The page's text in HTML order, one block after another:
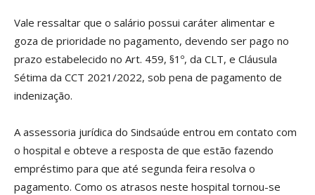
Vale ressaltar que o salário possui caráter alimentar e
goza de prioridade no pagamento, devendo ser pago no
prazo estabelecido no Art. 459, §1º, da CLT, e Cláusula
Sétima da CCT 2021/2022, sob pena de pagamento de
indenização.
A assessoria jurídica do Sindsaúde entrou em contato com
o hospital e obteve a resposta de que estão fazendo
empréstimo para que até segunda feira resolva o
pagamento. Como os atrasos neste hospital tornou-se